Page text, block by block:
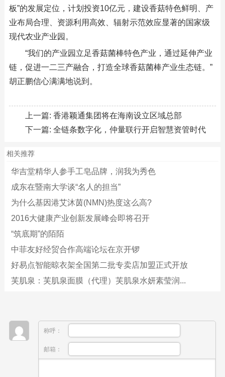
板”的发展定位，计划投资10亿元，建设香菇特色鲜明、产
业布局合理、资源利用高效、辐射示范效应显著的国家级
现代农业产业园。
“我们的产业园立足香菇菌棒特色产业，通过延伸产业
链，促进一二三产融合，打造全球香菇菌棒产业生态链。”
胡正鹏信心满满地说到。
上一篇: 香港颖通集团将在海南设立区域总部
下一篇: 全链条数字化，仲量联行开启智慧资管时代
相关推荐
华吉堂精华人参手工皂品牌，润我为秀色
成东在暨南大学谈“名人的担当”
为什么基因港艾沐茵(NMN)热度这么高?
2016大健康产业创新发展峰会即将召开
“筑底期”的陌陌
中菲友好经贸合作高端论坛在京开锣
好易点智能晾衣架全国第二批专卖店加盟正式开放
芙肌泉：芙肌泉面膜（代理）芙肌泉水妍素莹润...
称呼：
邮箱：